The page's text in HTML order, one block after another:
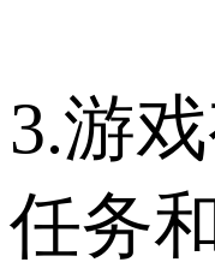
3.游
任务